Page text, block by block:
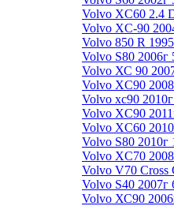
Volvo XC60 2.4
Volvo XC-90
Volvo 850 R
Volvo S80 2006г
Volvo ХС 90
Volvo XC90
Volvo xc90
Volvo XC90
Volvo XC60
Volvo S80 2010г
Volvo XC70
Volvo V70 Cross
Volvo S40 2007г
Volvo ХС90